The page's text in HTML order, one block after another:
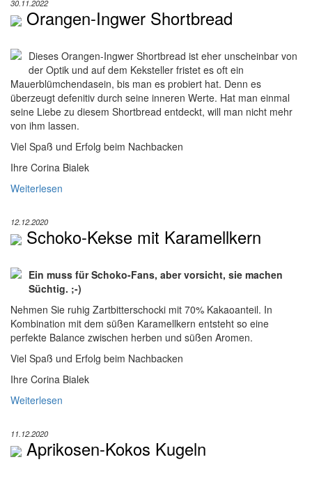
30.11.2022
Orangen-Ingwer Shortbread
Dieses Orangen-Ingwer Shortbread ist eher unscheinbar von
der Optik und auf dem Keksteller fristet es oft ein
Mauerblümchendasein, bis man es probiert hat. Denn es
überzeugt defenitiv durch seine inneren Werte. Hat man einmal
seine Liebe zu diesem Shortbread entdeckt, will man nicht mehr
von ihm lassen.
Viel Spaß und Erfolg beim Nachbacken
Ihre Corina Bialek
Weiterlesen
12.12.2020
Schoko-Kekse mit Karamellkern
Ein muss für Schoko-Fans, aber vorsicht, sie machen
Süchtig. ;-)
Nehmen Sie ruhig Zartbitterschocki mit 70% Kakaoanteil. In
Kombination mit dem süßen Karamellkern entsteht so eine
perfekte Balance zwischen herben und süßen Aromen.
Viel Spaß und Erfolg beim Nachbacken
Ihre Corina Bialek
Weiterlesen
11.12.2020
Aprikosen-Kokos Kugeln